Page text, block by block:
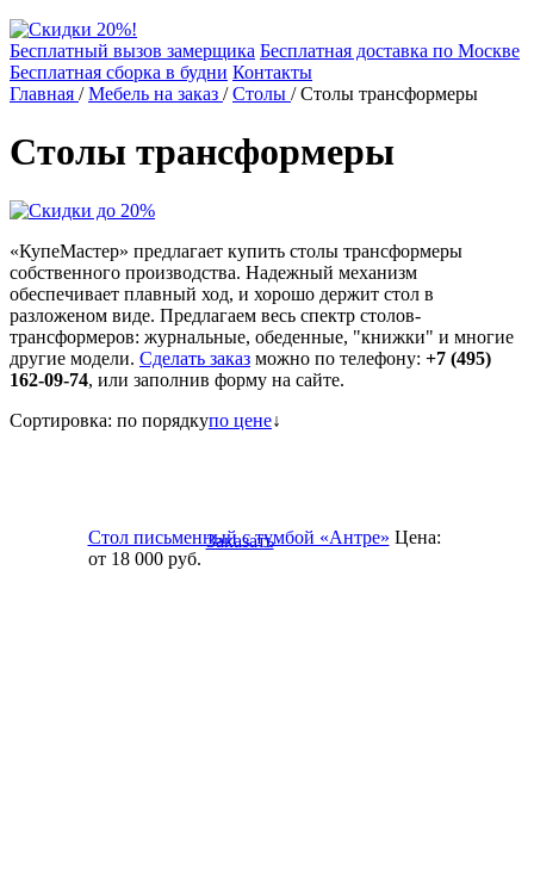
Бесплатный вызов замерщика Бесплатная доставка по Москве
Бесплатная сборка в будни Контакты
Главная /Мебель на заказ /Столы /Столы трансформеры
Столы трансформеры
«КупеМастер» предлагает купить cтолы трансформеры
собственного производства. Надежный механизм
обеспечивает плавный ход, и хорошо держит стол в
разложеном виде. Предлагаем весь спектр столов-
трансформеров: журнальные, обеденные, "книжки" и многие
другие модели. Сделать заказ можно по телефону: +7 (495)
162-09-74, или заполнив форму на сайте.
Сортировка: по порядкупо цене↓
Стол письменный с тумбой «Антре» Цена:
от 18 000руб.
Заказать